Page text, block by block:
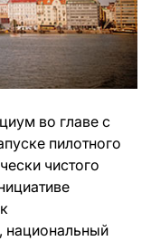
во главе с
пилотного
чистого
национальный